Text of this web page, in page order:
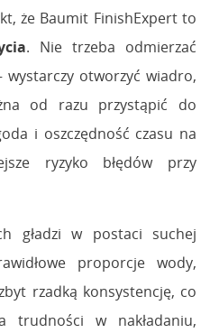
że Baumit FinishExpert to
. Nie trzeba odmierzać
wystarczy otworzyć wiadro,
od razu przystąpić do
i oszczędność czasu na
ryzyko błędów przy
gładzi w postaci suchej
proporcje wody,
rzadką konsystencję, co
trudności w nakładaniu,